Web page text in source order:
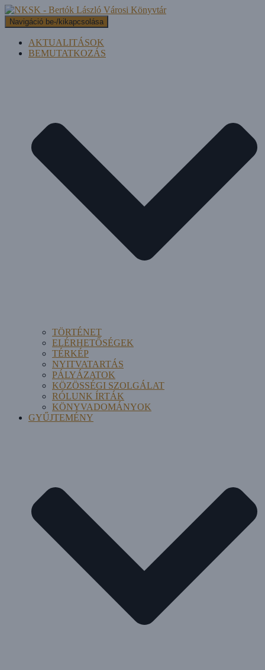
Navigáció be-/kikapcsolása
AKTUALITÁSOK
BEMUTATKOZÁS
TÖRTÉNET
ELÉRHETŐSÉGEK
TÉRKÉP
NYITVATARTÁS
PÁLYÁZATOK
KÖZÖSSÉGI SZOLGÁLAT
RÓLUNK ÍRTÁK
KÖNYVADOMÁNYOK
GYŰJTEMÉNY